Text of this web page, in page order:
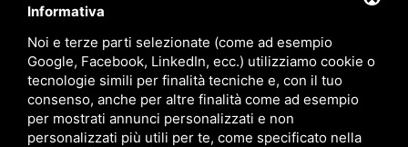
language ITALIANO
download Catalogo Stima
download Politica qualità e sicurezza
Informativa
Noi e terze parti selezionate (come ad esempio
Google, Facebook, LinkedIn, ecc.) utilizziamo cookie o
tecnologie simili per finalità tecniche e, con il tuo
consenso, anche per altre finalità come ad esempio
per mostrati annunci personalizzati e non
personalizzati più utili per te, come specificato nella